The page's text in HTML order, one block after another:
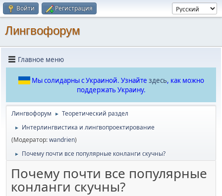
Войти Регистрация
Лингвофорум
Главное меню
Мы солидарны с Украиной. Узнайте здесь, как можно
поддержать Украину.
Лингвофорум ► Теоретический раздел
►
Интерлингвистика и лингвопроектирование
(Модератор:wandrien)
► Почему почти все популярные конланги скучны?
Почему почти все популярные
конланги скучны?